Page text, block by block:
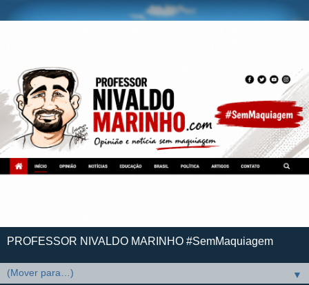
PROFESSOR NIVALDO MARINHO #SemMaquiagem
▼